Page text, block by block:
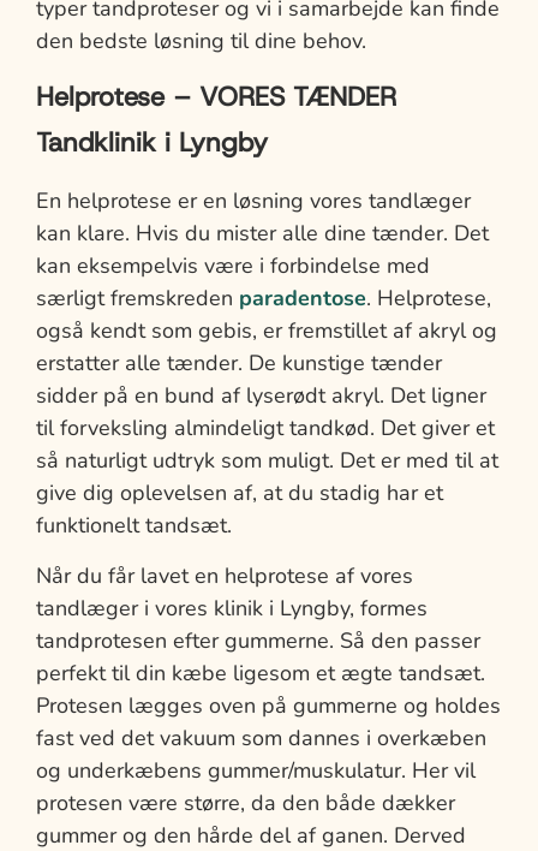
typer tandproteser og vi i samarbejde kan finde
den bedste løsning til dine behov.
Helprotese – VORES TÆNDER
Tandklinik i Lyngby
En helprotese er en løsning vores tandlæger
kan klare. Hvis du mister alle dine tænder. Det
kan eksempelvis være i forbindelse med
særligt fremskreden paradentose. Helprotese,
også kendt som gebis, er fremstillet af akryl og
erstatter alle tænder. De kunstige tænder
sidder på en bund af lyserødt akryl. Det ligner
til forveksling almindeligt tandkød. Det giver et
så naturligt udtryk som muligt. Det er med til at
give dig oplevelsen af, at du stadig har et
funktionelt tandsæt.
Når du får lavet en helprotese af vores
tandlæger i vores klinik i Lyngby, formes
tandprotesen efter gummerne. Så den passer
perfekt til din kæbe ligesom et ægte tandsæt.
Protesen lægges oven på gummerne og holdes
fast ved det vakuum som dannes i overkæben
og underkæbens gummer/muskulatur. Her vil
protesen være større, da den både dækker
gummer og den hårde del af ganen. Derved